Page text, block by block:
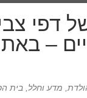
דפי
–
מדע וחלל, בית